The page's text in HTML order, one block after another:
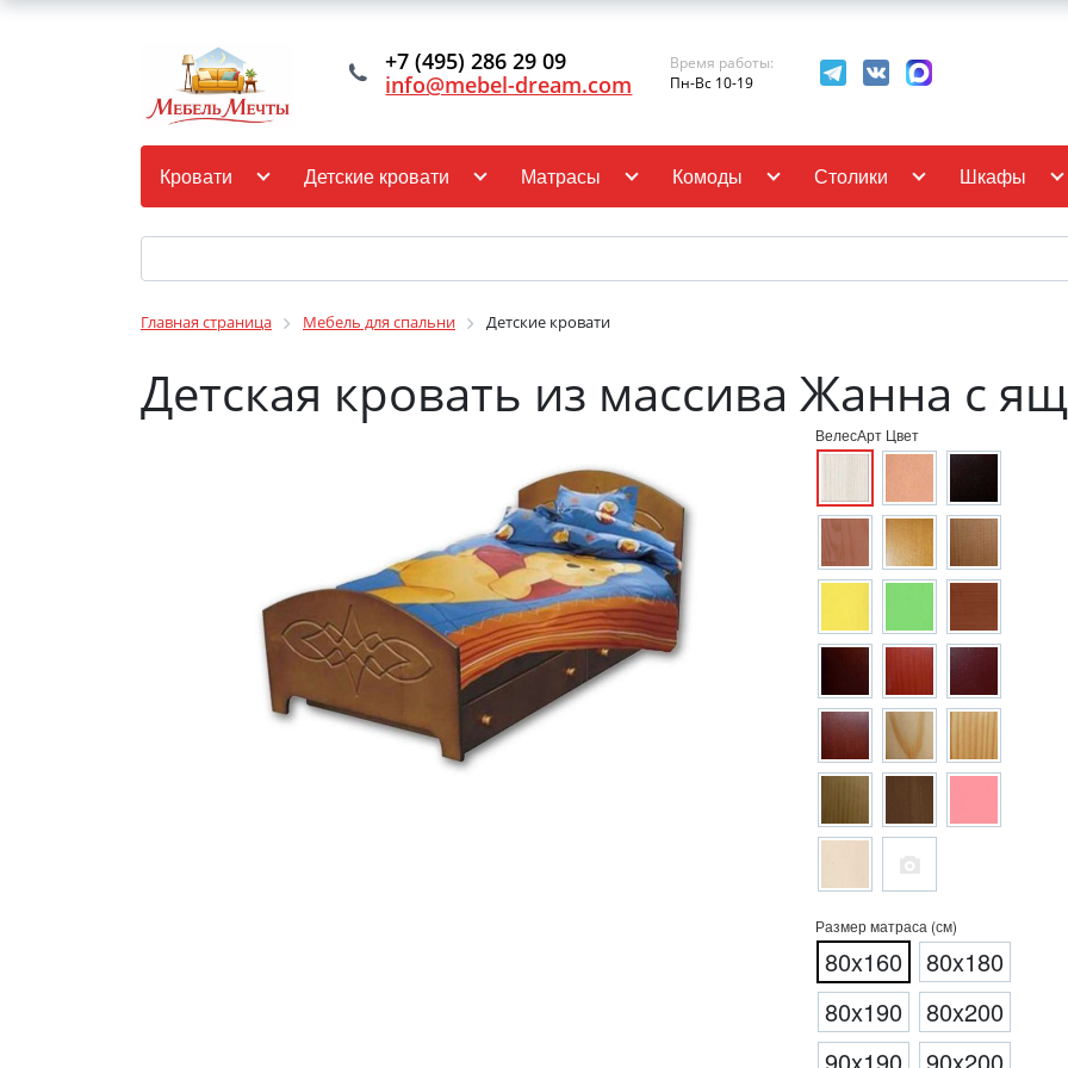
+7 (495) 286 29 09
info@mebel-dream.com
Время работы:
Пн-Вс 10-19
Кровати Детские кровати Матрасы Комоды Столики Шкафы
Главная страница Мебель для спальни Детские кровати
Детская кровать из массива Жанна с
ВелесАрт Цвет
Размер матраса (см)
80x160
80x180
80x190
80x200